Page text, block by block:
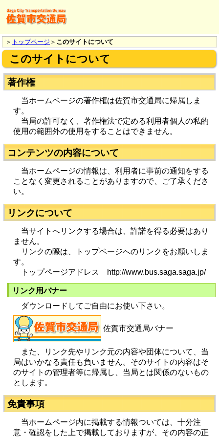
＞ トップページ ＞ このサイトについて
このサイトについて
著作権
当ホームページの著作権は佐賀市交通局に帰属しま
す。
当局の許可なく、著作権法で定める利用者個人の私的
使用の範囲外の使用をすることはできません。
コンテンツの内容について
当ホームページの情報は、利用者に事前の通知をする
ことなく変更されることがありますので、ご了承くださ
い。
リンクについて
当サイトへリンクする場合は、許諾を得る必要はあり
ません。
リンクの際は、トップページへのリンクをお願いしま
す。
トップページアドレス http://www.bus.saga.saga.jp/
リンク用バナー
ダウンロードしてご自由にお使い下さい。
佐賀市交通局バナー
また、リンク先やリンク元の内容や団体について、当
局はいかなる責任も負いません。そのサイトの内容はそ
のサイトの管理者等に帰属し、当局とは関係のないもの
とします。
免責事項
当ホームページ内に掲載する情報ついては、十分注
意・確認をした上で掲載しておりますが、その内容の正